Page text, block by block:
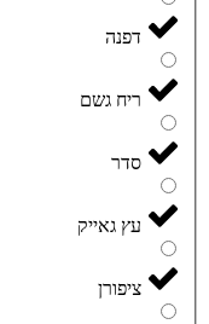
דפנה
ריח גשם
סדר
עץ גאייק
ציפורן